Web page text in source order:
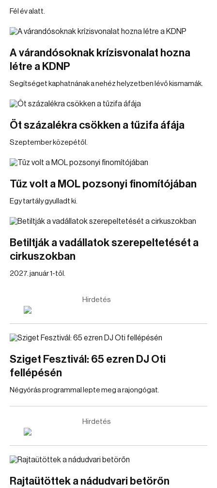
Fél év alatt.
A várandósoknak krízisvonalat hozna
létre a KDNP
Segítséget kaphatnának a nehéz helyzetben lévő kismamák.
Öt százalékra csökken a tűzifa áfája
Szeptember közepétől.
Tűz volt a MOL pozsonyi finomítójában
Egy tartály gyulladt ki.
Betiltják a vadállatok szerepeltetését a
cirkuszokban
2027. január 1-től.
Hirdetés
Sziget Fesztivál: 65 ezren DJ Oti
fellépésén
Négyórás programmal lepte meg a rajongógat.
Hirdetés
Rajtaütöttek a nádudvari betörőn